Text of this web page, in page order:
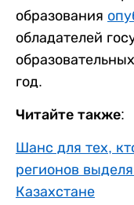
образования
обладателей
год.
Читайте также:
Шанс для тех,
регионов
Казахстане